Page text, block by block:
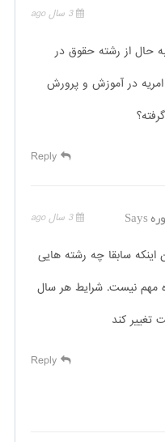
3 سال ago
حال از رشته حقوق در
امریه در آموزش و پرورش
Reply
Says 3 سال ago
سابقا چه رشته هایی
مهم نیست. شرایط هر سال
کند
Reply